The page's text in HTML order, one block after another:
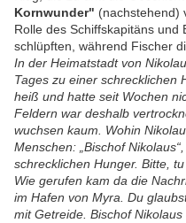
Kornwunder" (nachstehend)
Rolle des Schiffskapitäns und
schlüpften, während Fischer
In der Heimatstadt von
Tages zu einer schrecklichen
heiß und hatte seit Wochen
Feldern war deshalb
wuchsen kaum. Wohin
Menschen: „Bischof
schrecklichen Hunger. Bitte,
Wie gerufen kam da die
im Hafen von Myra. Du
mit Getreide. Bischof